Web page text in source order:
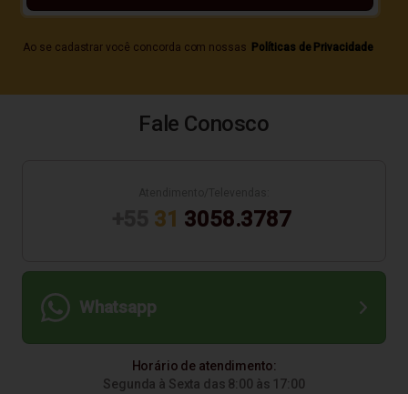
Ao se cadastrar você concorda com nossas Políticas de Privacidade
Fale Conosco
31 3058.3787
Whatsapp
Horário de atendimento:
Segunda à Sexta das 8:00 às 17:00